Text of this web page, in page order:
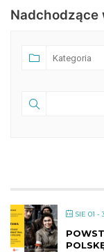
Nadchodzące
SIE 01 -